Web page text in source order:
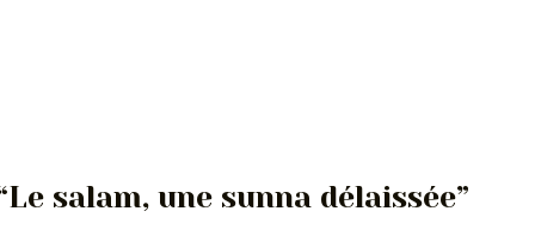
salam, une sunna délaissée”